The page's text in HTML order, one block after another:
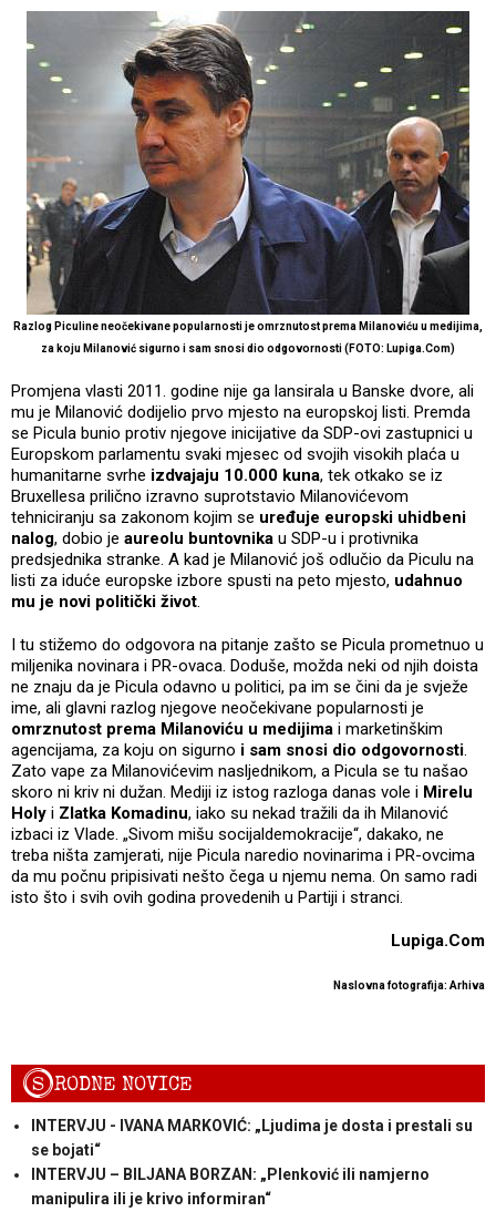
Razlog Piculine neočekivane popularnosti je omrznutost prema Milanoviću u medijima,
za koju Milanović sigurno i sam snosi dio odgovornosti (FOTO: Lupiga.Com)
Promjena vlasti 2011. godine nije ga lansirala u Banske dvore, ali
mu je Milanović dodijelio prvo mjesto na europskoj listi. Premda
se Picula bunio protiv njegove inicijative da SDP-ovi zastupnici u
Europskom parlamentu svaki mjesec od svojih visokih plaća u
humanitarne svrhe izdvajaju 10.000 kuna, tek otkako se iz
Bruxellesa prilično izravno suprotstavio Milanovićevom
tehniciranju sa zakonom kojim se uređuje europski uhidbeni
nalog, dobio je aureolu buntovnika u SDP-u i protivnika
predsjednika stranke. A kad je Milanović još odlučio da Piculu na
listi za iduće europske izbore spusti na peto mjesto, udahnuo
mu je novi politički život.
I tu stižemo do odgovora na pitanje zašto se Picula prometnuo u
miljenika novinara i PR-ovaca. Doduše, možda neki od njih doista
ne znaju da je Picula odavno u politici, pa im se čini da je svježe
ime, ali glavni razlog njegove neočekivane popularnosti je
omrznutost prema Milanoviću u medijima i marketinškim
agencijama, za koju on sigurno i sam snosi dio odgovornosti.
Zato vape za Milanovićevim nasljednikom, a Picula se tu našao
skoro ni kriv ni dužan. Mediji iz istog razloga danas vole i Mirelu
Holy i Zlatka Komadinu, iako su nekad tražili da ih Milanović
izbaci iz Vlade. „Sivom mišu socijaldemokracije“, dakako, ne
treba ništa zamjerati, nije Picula naredio novinarima i PR-ovcima
da mu počnu pripisivati nešto čega u njemu nema. On samo radi
isto što i svih ovih godina provedenih u Partiji i stranci.
Lupiga.Com
Naslovna fotografija: Arhiva
SRODNE NOVICE
INTERVJU - IVANA MARKOVIĆ: „Ljudima je dosta i prestali su
se bojati“
INTERVJU – BILJANA BORZAN: „Plenković ili namjerno
manipulira ili je krivo informiran“